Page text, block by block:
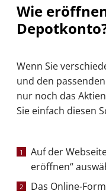
Wie
Wenn Sie
und den
nur noch das
Sie einfach diesen
Auf der
eröffnen“
Das Online-